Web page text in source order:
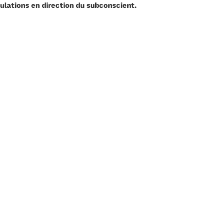
en direction du subconscient.